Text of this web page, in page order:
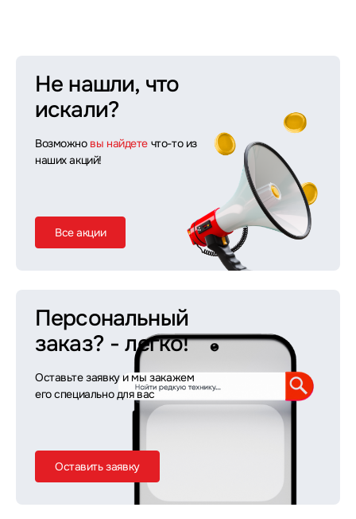
Не нашли, что
искали?
Возможно вы найдете что-то из
наших акций!
Все акции
Персональный
заказ? - легко!
Оставьте заявку и мы закажем
его специально для вас
Оставить заявку